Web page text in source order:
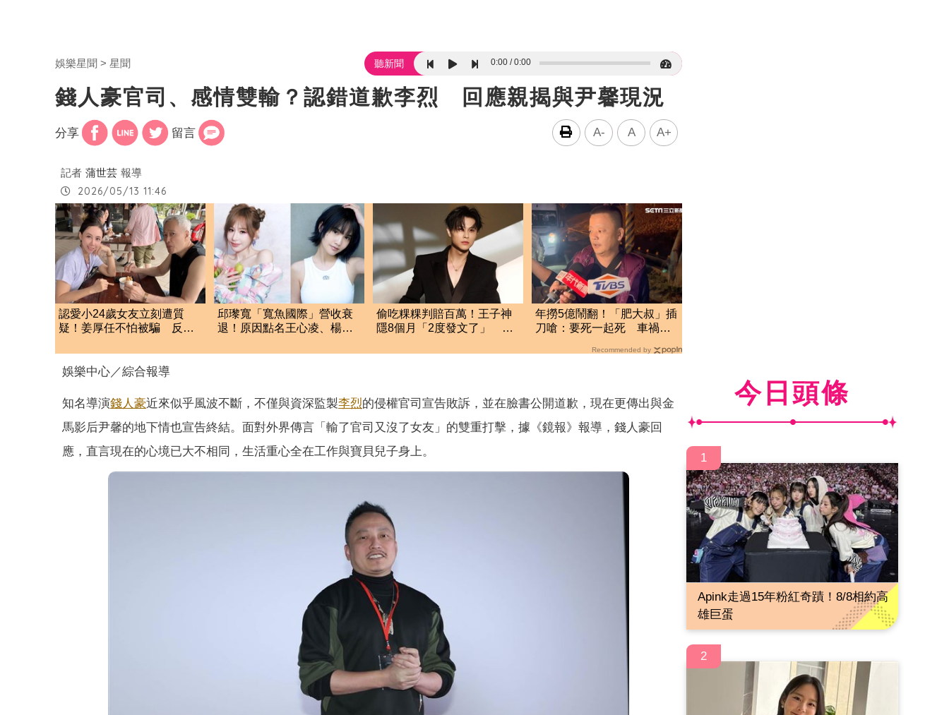
娛樂星聞 星聞 聽新聞 0:00 0:00
錢人豪官司、感情雙輸？認錯道歉李烈 回應親揭與尹馨現況
分享 留言 A- A A+
記者 蒲世芸 報導
2026/05/13 11:46
認愛小24歲女友立刻遭質
疑！姜厚任不怕被騙 反
邱瓈寬「寬魚國際」營收衰
退！原因點名王心凌、楊丞
偷吃粿粿判賠百萬！王子神
隱8個月「2度發文了」 最
年撈5億鬧翻！「肥大叔」插
刀嗆：要死一起死 車禍
Recommended by
娛樂中心／綜合報導
知名導演錢人豪近來似乎風波不斷，不僅與資深監製李烈的侵權官司宣告敗訴，並在臉書公開道歉，現在更傳出與金
馬影后尹馨的地下情也宣告終結。面對外界傳言「輸了官司又沒了女友」的雙重打擊，據《鏡報》報導，錢人豪回
應，直言現在的心境已大不相同，生活重心全在工作與寶貝兒子身上。
今日頭條
1
Apink走過15年粉紅奇蹟！8/8相約高
雄巨蛋
2